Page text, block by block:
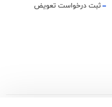
ثبت درخواست تعویض